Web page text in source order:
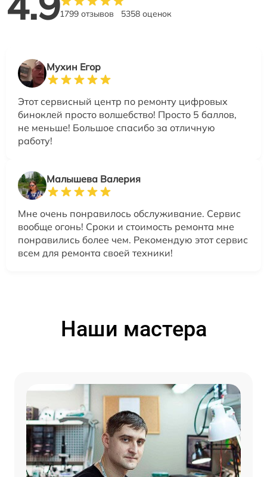
1799 отзывов 5358 оценок
Мухин Егор
Этот сервисный центр по ремонту цифровых
биноклей просто волшебство! Просто 5 баллов,
не меньше! Большое спасибо за отличную
работу!
Малышева Валерия
Мне очень понравилось обслуживание. Сервис
вообще огонь! Сроки и стоимость ремонта мне
понравились более чем. Рекомендую этот сервис
всем для ремонта своей техники!
Наши мастера